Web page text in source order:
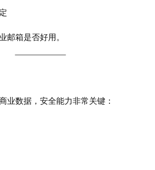
邮箱是否好用。
业数据，安全能力非常关键：